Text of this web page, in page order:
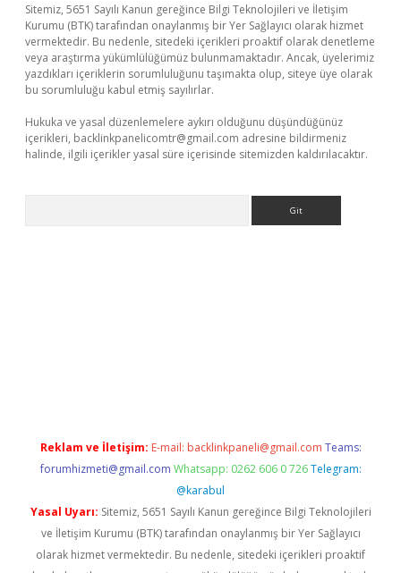
Sitemiz, 5651 Sayılı Kanun gereğince Bilgi Teknolojileri ve İletişim
Kurumu (BTK) tarafından onaylanmış bir Yer Sağlayıcı olarak hizmet
vermektedir. Bu nedenle, sitedeki içerikleri proaktif olarak denetleme
veya araştırma yükümlülüğümüz bulunmamaktadır. Ancak, üyelerimiz
yazdıkları içeriklerin sorumluluğunu taşımakta olup, siteye üye olarak
bu sorumluluğu kabul etmiş sayılırlar.
Hukuka ve yasal düzenlemelere aykırı olduğunu düşündüğünüz
içerikleri, backlinkpanelicomtr@gmail.com adresine bildirmeniz
halinde, ilgili içerikler yasal süre içerisinde sitemizden kaldırılacaktır.
Reklam ve İletişim: E-mail: backlinkpaneli@gmail.com Teams:
forumhizmeti@gmail.com Whatsapp: 0262 606 0 726 Telegram:
@karabul
Yasal Uyarı: Sitemiz, 5651 Sayılı Kanun gereğince Bilgi Teknolojileri
ve İletişim Kurumu (BTK) tarafından onaylanmış bir Yer Sağlayıcı
olarak hizmet vermektedir. Bu nedenle, sitedeki içerikleri proaktif